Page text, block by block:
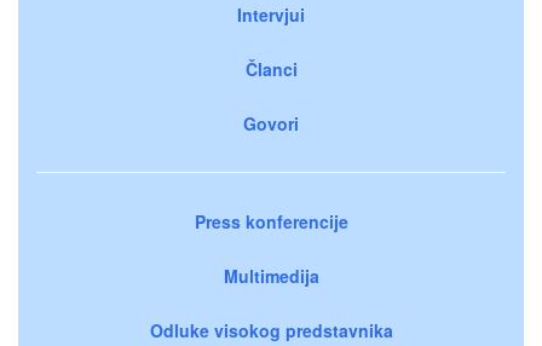
Intervjui
Članci
Govori
Press konferencije
Multimedija
Odluke visokog predstavnika